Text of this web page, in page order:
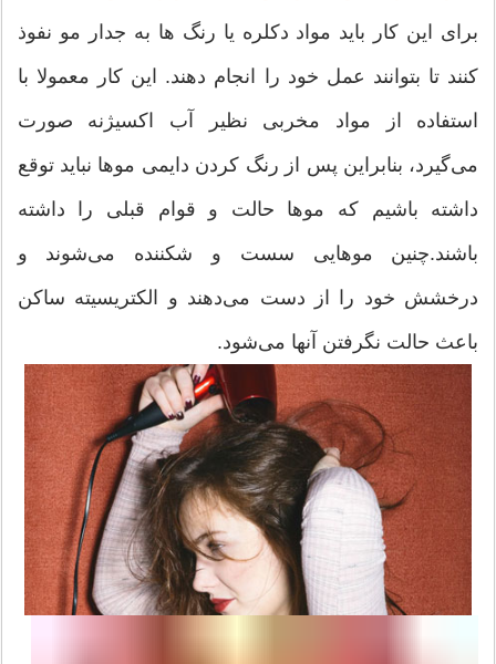
برای این کار باید مواد دکلره یا رنگ ها به جدار مو نفوذ
کنند تا بتوانند عمل خود را انجام دهند. این کار معمولا با
استفاده از مواد مخربی نظیر آب اکسیژنه صورت
می‌گیرد، بنابراین پس از رنگ کردن دایمی موها نباید توقع
داشته باشیم که موها حالت و قوام قبلی را داشته
باشند.چنین موهایی سست و شکننده می‌شوند و
درخشش خود را از دست می‌دهند و الکتریسیته ساکن
باعث حالت نگرفتن آنها می‌شود.